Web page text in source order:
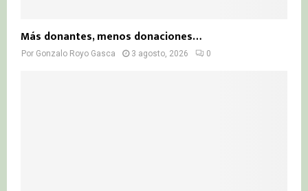
Más donantes, menos donaciones…
Por Gonzalo Royo Gasca 3 agosto, 2026 0